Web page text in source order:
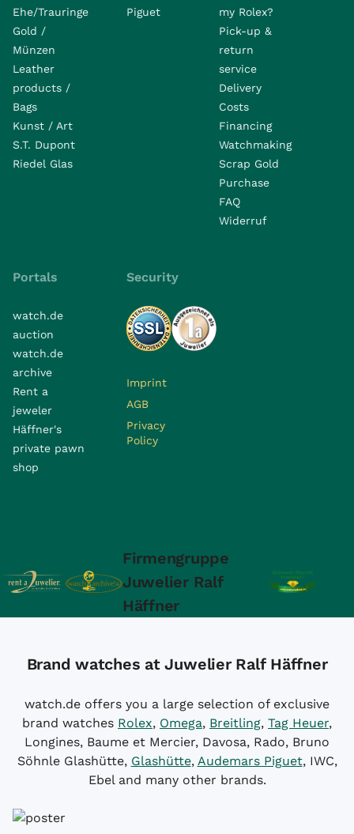
Ehe/Trauringe
Gold /
Münzen
Leather
products /
Bags
Kunst / Art
S.T. Dupont
Riedel Glas
Piguet
my Rolex?
Pick-up &
return
service
Delivery
Costs
Financing
Watchmaking
Scrap Gold
Purchase
FAQ
Widerruf
Portals
watch.de
auction
watch.de
archive
Rent a
jeweler
Häffner's
private pawn
shop
Security
Imprint
AGB
Privacy
Policy
Firmengruppe
Juwelier Ralf
Häffner
Brand watches at Juwelier Ralf Häffner
watch.de offers you a large selection of exclusive
brand watches Rolex, Omega, Breitling, Tag Heuer,
Longines, Baume et Mercier, Davosa, Rado, Bruno
Söhnle Glashütte, Glashütte, Audemars Piguet, IWC,
Ebel and many other brands.